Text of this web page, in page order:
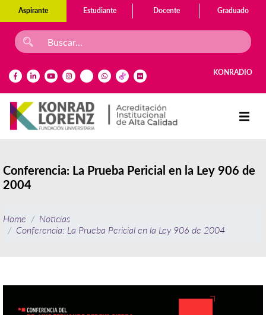
Aspirante Estudiante Docente Graduado
KONRADIO
Conferencia: La Prueba Pericial en la Ley 906 de
2004
Home
Noticias
Conferencia: La Prueba Pericial en la Ley 906 de 2004